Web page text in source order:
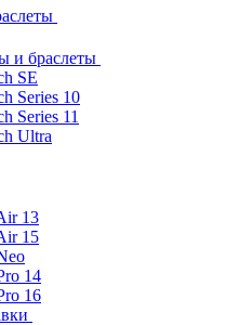
и браслеты
SE
Series 10
Series 11
Ultra
13
15
14
16